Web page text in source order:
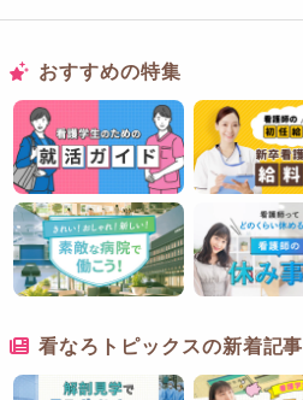
おすすめの特集
看なろトピックスの新着記事